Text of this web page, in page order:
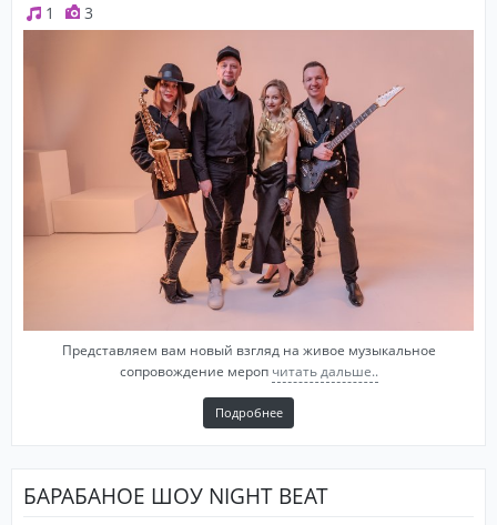
1
3
Представляем вам новый взгляд на живое музыкальное
сопровождение мероп читать дальше..
Подробнее
БАРАБАНОЕ ШОУ NIGHT BEAT